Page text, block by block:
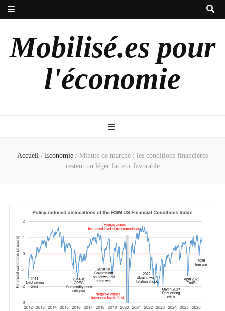
Mobilisé.es pour
l'économie
Accueil / Economie / Minute de marché : les conditions financières
restent un léger facteur favorable